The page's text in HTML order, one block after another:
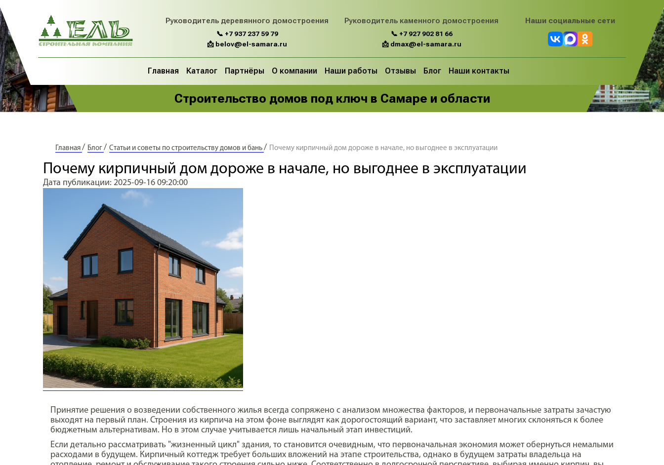
Руководитель деревянного домостроения
📞 +7 937 237 59 79
📩 belov@el-samara.ru
Руководитель каменного домостроения
📞 +7 927 902 81 66
📩 dmax@el-samara.ru
Наши социальные сети
Главная Каталог Партнёры О компании Наши работы Отзывы Блог Наши контакты
Строительство домов под ключ в Самаре и области
Главная / Блог / Статьи и советы по строительству домов и бань / Почему кирпичный дом дороже в начале, но выгоднее в эксплуатации
Почему кирпичный дом дороже в начале, но выгоднее в эксплуатации
Дата публикации: 2025-09-16 09:20:00
Принятие решения о возведении собственного жилья всегда сопряжено с анализом множества факторов, и первоначальные затраты зачастую
выходят на первый план. Строения из кирпича на этом фоне выглядят как дорогостоящий вариант, что заставляет многих склоняться к более
бюджетным альтернативам. Но в этом случае учитывается лишь начальный этап инвестиций.
Если детально рассматривать "жизненный цикл" здания, то становится очевидным, что первоначальная экономия может обернуться немалыми
расходами в будущем. Кирпичный коттедж требует больших вложений на этапе строительства, однако в будущем затраты владельца на